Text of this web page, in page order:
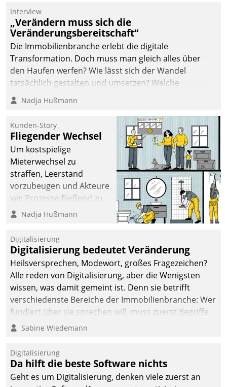
Interview
„Verändern muss sich die
Veränderungsbereitschaft“
Die Immobilienbranche erlebt die digitale
Transformation. Doch muss man gleich alles über
den Haufen werfen? Wie lässt sich der Wandel
tatsächlich gestalten und umsetzen? Welche
Argumente zählen wirklich?
Nadja Hußmann
Kunden-Story
Fliegender Wechsel
Um kostspielige
Mieterwechsel zu
straffen, Leerstand
vorzubeugen und Akteure
wie Prozesse fließend zu
vernetzen, nutzt die
Jahresbeginn eine
Überblick, Einsicht und
Eingriff bietende Lösung.
Zur Entwicklung setzte
man auf
Cloudtechnologie,
bewährte und Startup-
agile Projektmethoden.
Nadja Hußmann
Digitalisierung
Digitalisierung bedeutet Veränderung
Heilsversprechen, Modewort, großes Fragezeichen?
Alle reden von Digitalisierung, aber die Wenigsten
wissen, was damit gemeint ist. Denn sie betrifft
verschiedenste Bereiche der Immobilienbranche: Wer
fundiert über sie sprechen will, muss zuerst Begriffe
klären. Ein Aspekt ist die betriebliche Optimierung:
Einsparungen durch optimierte und automatisierte
Prozesse. Doch man darf nicht zu viel erwarten: Allein
mit der Einführung einer neuen Software ist es nicht
Sabine Wiedemann
Digitalisierung
Da hilft die beste Software nichts
Geht es um Digitalisierung, denken viele zuerst an